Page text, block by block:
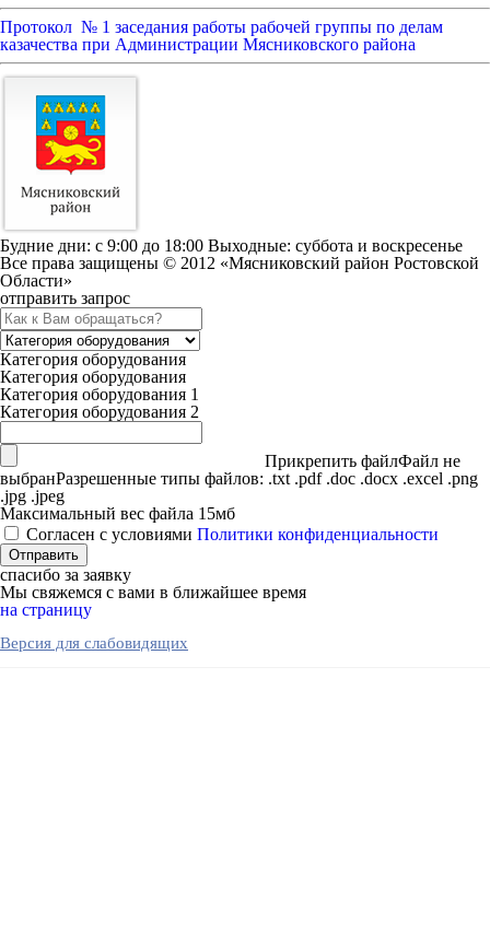
Протокол № 1 заседания работы рабочей группы по делам
казачества при Администрации Мясниковского района
Будние дни: c 9:00 до 18:00 Выходные: суббота и воскресенье
Все права защищены © 2012 «Мясниковский район Ростовской
Области»
отправить запрос
Категория оборудования
Категория оборудования
Категория оборудования 1
Категория оборудования 2
Прикрепить файлФайл не
выбранРазрешенные типы файлов: .txt .pdf .doc .docx .excel .png
.jpg .jpeg
Максимальный вес файла 15мб
Согласен с условиями Политики конфиденциальности
спасибо за заявку
Мы свяжемся с вами в ближайшее время
на страницу
Версия для слабовидящих